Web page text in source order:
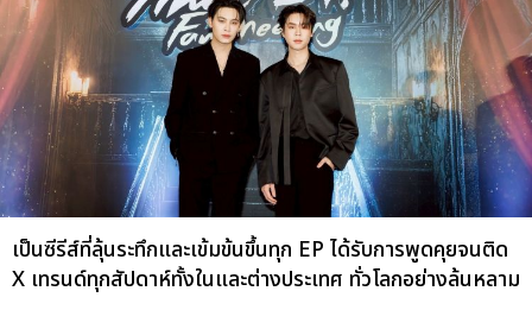
เป็นซีรีส์ที่ลุ้นระทึกและเข้มข้นขึ้นทุก EP ได้รับการพูดคุยจนติด
X เทรนด์ทุกสัปดาห์ทั้งในและต่างประเทศ ทั่วโลกอย่างล้นหลาม